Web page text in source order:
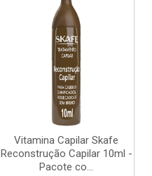
Vitamina Capilar Skafe
Reconstrução Capilar 10ml -
Pacote co...